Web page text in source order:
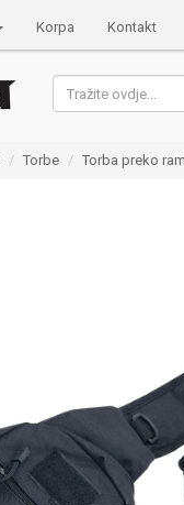
Korpa Kontakt
Torbe Torba preko